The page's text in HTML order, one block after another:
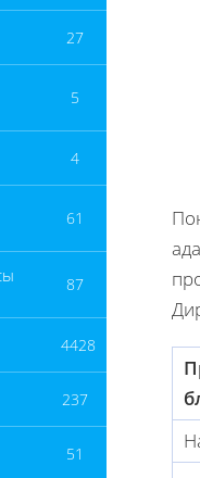
27
5
4
61
87
4428
237
51